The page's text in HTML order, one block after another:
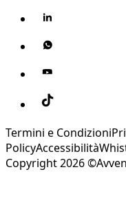
Termini e Condizioni
PolicyAccessibilità
Copyright 2026